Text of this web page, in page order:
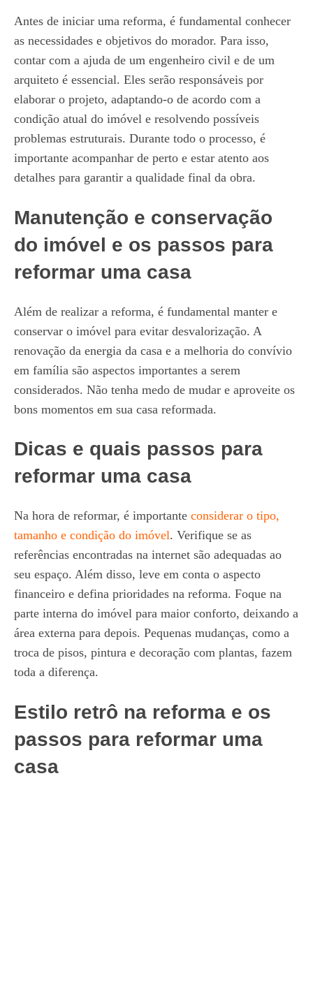
Antes de iniciar uma reforma, é fundamental conhecer
as necessidades e objetivos do morador. Para isso,
contar com a ajuda de um engenheiro civil e de um
arquiteto é essencial. Eles serão responsáveis por
elaborar o projeto, adaptando-o de acordo com a
condição atual do imóvel e resolvendo possíveis
problemas estruturais. Durante todo o processo, é
importante acompanhar de perto e estar atento aos
detalhes para garantir a qualidade final da obra.
Manutenção e conservação
do imóvel e os passos para
reformar uma casa
Além de realizar a reforma, é fundamental manter e
conservar o imóvel para evitar desvalorização. A
renovação da energia da casa e a melhoria do convívio
em família são aspectos importantes a serem
considerados. Não tenha medo de mudar e aproveite os
bons momentos em sua casa reformada.
Dicas e quais passos para
reformar uma casa
Na hora de reformar, é importante considerar o tipo,
tamanho e condição do imóvel. Verifique se as
referências encontradas na internet são adequadas ao
seu espaço. Além disso, leve em conta o aspecto
financeiro e defina prioridades na reforma. Foque na
parte interna do imóvel para maior conforto, deixando a
área externa para depois. Pequenas mudanças, como a
troca de pisos, pintura e decoração com plantas, fazem
toda a diferença.
Estilo retrô na reforma e os
passos para reformar uma
casa